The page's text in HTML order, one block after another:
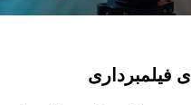
فیلمبرداری